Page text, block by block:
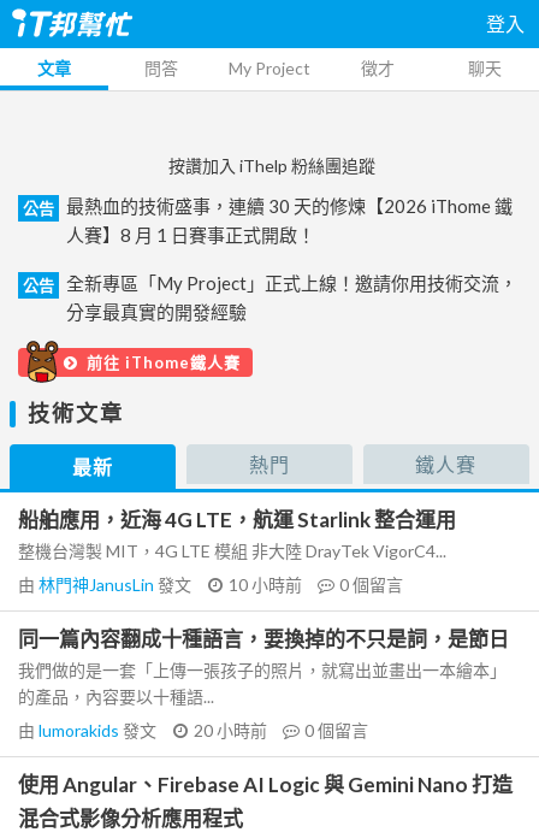
登入
文章 問答 My Project 徵才 聊天
按讚加入 iThelp 粉絲團追蹤
公告
最熱血的技術盛事，連續 30 天的修煉【2026 iThome 鐵
人賽】8 月 1 日賽事正式開啟！
公告
全新專區「My Project」正式上線！邀請你用技術交流，
分享最真實的開發經驗
前往 iThome鐵人賽
技術文章
最新 熱門 鐵人賽
船舶應用，近海 4G LTE，航運 Starlink 整合運用
整機台灣製 MIT，4G LTE 模組 非大陸 DrayTek VigorC4...
由 林門神JanusLin 發文 10 小時前 0個留言
同一篇內容翻成十種語言，要換掉的不只是詞，是節日
我們做的是一套「上傳一張孩子的照片，就寫出並畫出一本繪本」
的產品，內容要以十種語...
由 lumorakids 發文 20 小時前 0個留言
使用 Angular、Firebase AI Logic 與 Gemini Nano 打造
混合式影像分析應用程式